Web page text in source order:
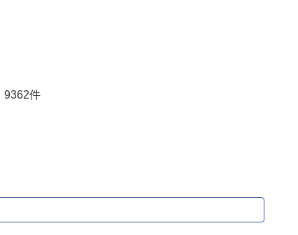
9362件